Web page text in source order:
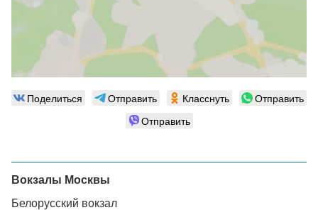
Поделиться Отправить Класснуть
Отправить
Отправить
Вокзалы Москвы
Белорусский вокзал